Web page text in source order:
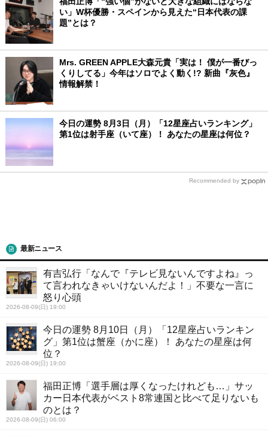
い」W杯優勝・スペインから見えた“日本代表の課
題”とは？
Mrs. GREEN APPLE大森元貴「実は！ 僕が一番びっ
くりしてる」今年はソロでよく動く!? 新曲『灰色』
情報解禁！
今日の運勢 8月3日（月）「12星座占いランキング」
第1位は射手座（いて座）！ あなたの星座は何位？
Recommended by
最新ニュース
有吉弘行「なんで『テレビ見ないんですよね』っ
て言われなきゃいけないんだよ！」不要な一言に
怒り心頭
2026-08-09(日) 19:00
今日の運勢 8月10日（月）「12星座占いランキン
グ」第1位は蟹座（かに座）！ あなたの星座は何
位？
2026-08-09(日) 19:00
福田正博「選手層は厚くなったけれども…」サッ
カー日本代表がベスト8常連国と比べて足りないも
のとは？
2026-08-09(日) 06:00